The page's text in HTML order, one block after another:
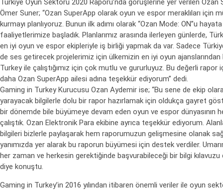
Türkiye Oyun Sektörü 2020 Raporu’nda görüşlerine yer verilen Ozan
Ömer Suner; “Ozan SuperApp olarak oyun ve espor meraklıları için
kurmayı planlıyoruz. Bunun ilk adımı olarak “Ozan Mode: ON”u
faaliyetlerimize başladık. Planlarımız arasında ilerleyen günlerde,
en iyi oyun ve espor ekipleriyle iş birliği yapmak da var. Sadece
de ses getirecek projelerimiz için ülkemizin en iyi oyun ajanslarından
Turkey ile çalıştığımız için çok mutlu ve gururluyuz. Bu değerli rapor
daha Ozan SuperApp ailesi adına teşekkür ediyorum” dedi.
Gaming in Turkey Kurucusu Ozan Aydemir ise; “Bu sene de ekip
yarayacak bilgilerle dolu bir rapor hazırlamak için oldukça gayret
bir dönemde bile büyümeye devam eden oyun ve espor dünyasının
çalıştık. Ozan Elektronik Para ekibine ayrıca teşekkür ediyorum.
bilgileri bizlerle paylaşarak hem raporumuzun gelişmesine olanak
yanımızda yer alarak bu raporun büyümesi için destek verdiler.
her zaman ve herkesin gerektiğinde başvurabileceği bir bilgi
diye konuştu.
Gaming in Turkey’in 2016 yılından itibaren önemli veriler ile oyun